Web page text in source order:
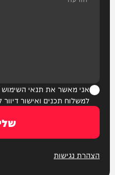
אני מאשר את תנאי השימוש
למשלוח תכנים ואישור
הצהרת נגישות